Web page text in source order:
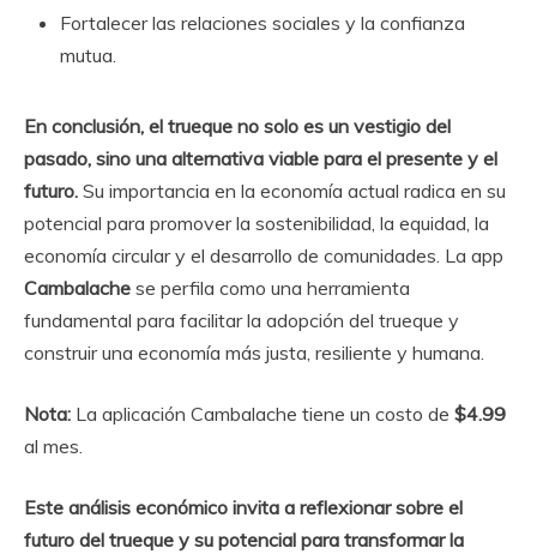
Fortalecer las relaciones sociales y la confianza
mutua.
En conclusión, el trueque no solo es un vestigio del
pasado, sino una alternativa viable para el presente y el
futuro. Su importancia en la economía actual radica en su
potencial para promover la sostenibilidad, la equidad, la
economía circular y el desarrollo de comunidades. La app
Cambalache se perfila como una herramienta
fundamental para facilitar la adopción del trueque y
construir una economía más justa, resiliente y humana.
Nota: La aplicación Cambalache tiene un costo de $4.99
al mes.
Este análisis económico invita a reflexionar sobre el
futuro del trueque y su potencial para transformar la